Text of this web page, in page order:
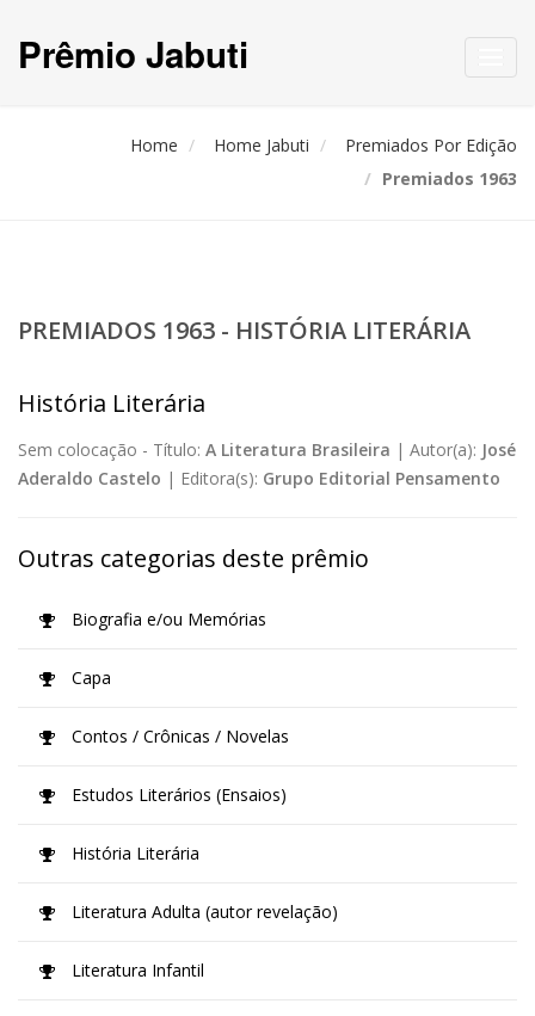
Prêmio Jabuti
Home Home Jabuti
Premiados Por Edição
Premiados 1963
PREMIADOS 1963 - HISTÓRIA LITERÁRIA
História Literária
Sem colocação - Título: A Literatura Brasileira | Autor(a): José
Aderaldo Castelo | Editora(s): Grupo Editorial Pensamento
Outras categorias deste prêmio
Biografia e/ou Memórias
Capa
Contos / Crônicas / Novelas
Estudos Literários (Ensaios)
História Literária
Literatura Adulta (autor revelação)
Literatura Infantil